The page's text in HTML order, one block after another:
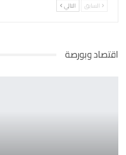
السابق التالي
اقتصاد وبورصة